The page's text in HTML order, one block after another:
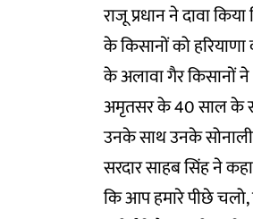
राजू प्रधान ने दावा
के किसानों को
के अलावा गैर किसानों ने
अमृतसर के 40 साल के
उनके साथ उनके
सरदार साहब सिंह ने
कि आप हमारे पीछे चलो,